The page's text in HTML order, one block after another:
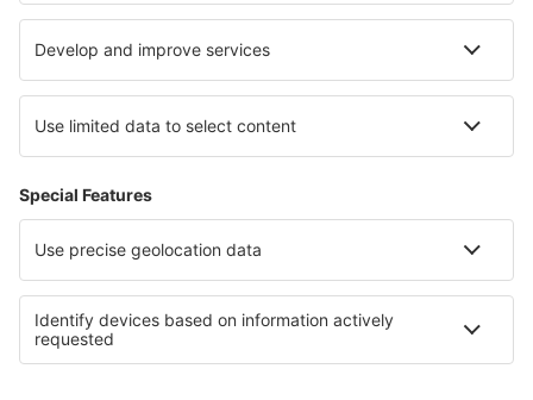
Țări
Siteuri internaționale
eSky.eu eSky.com eDestinos.com